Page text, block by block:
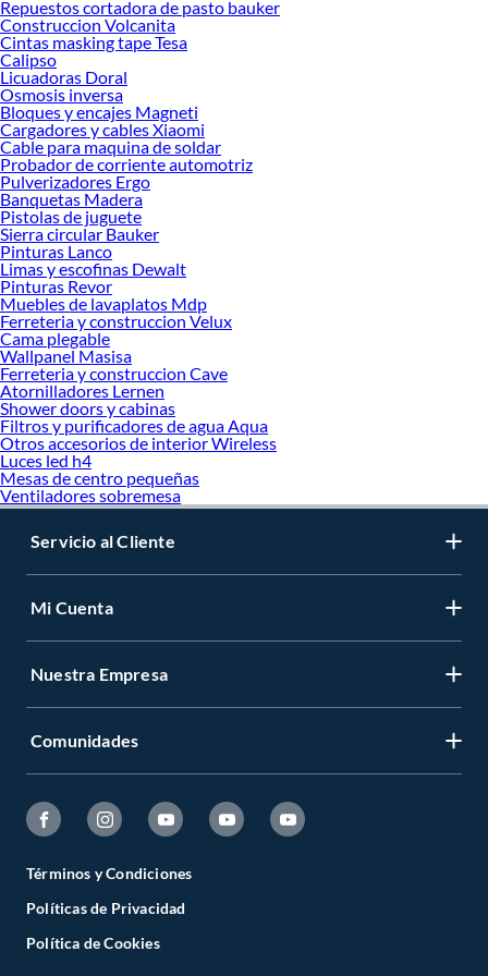
Encuentra una amplia variedad de productos de Sillas y sillones de terraza en
Sodimac. Encuentra todo lo necesario para tus proyectos de renovación y
decoración. ¡Visítanos y haz tus ideas realidad!
Repuestos cortadora de pasto bauker
Construccion Volcanita
Cintas masking tape Tesa
Calipso
Licuadoras Doral
Osmosis inversa
Bloques y encajes Magneti
Cargadores y cables Xiaomi
Cable para maquina de soldar
Probador de corriente automotriz
Pulverizadores Ergo
Banquetas Madera
Pistolas de juguete
Sierra circular Bauker
Pinturas Lanco
Limas y escofinas Dewalt
Pinturas Revor
Muebles de lavaplatos Mdp
Ferreteria y construccion Velux
Cama plegable
Wallpanel Masisa
Ferreteria y construccion Cave
Atornilladores Lernen
Shower doors y cabinas
Filtros y purificadores de agua Aqua
Otros accesorios de interior Wireless
Luces led h4
Mesas de centro pequeñas
Ventiladores sobremesa
Servicio al Cliente
Mi Cuenta
Nuestra Empresa
Comunidades
Términos y Condiciones
Políticas de Privacidad
Política de Cookies